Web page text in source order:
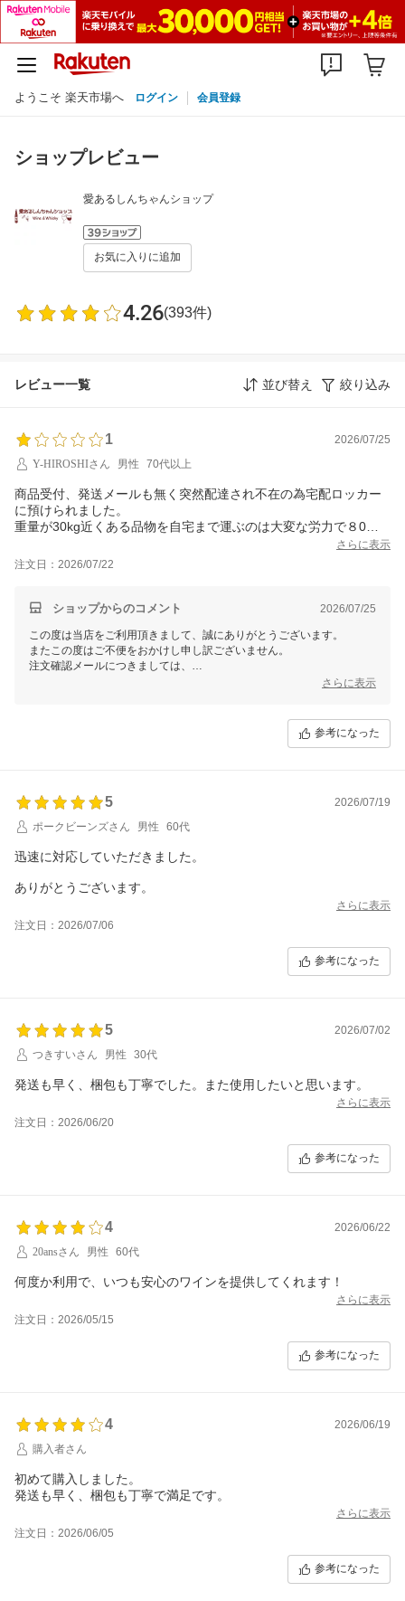
ようこそ 楽天市場へ ログイン 会員登録
ショップレビュー
愛あるしんちゃんショップ
お気に入りに追加
4.26(393件)
レビュー一覧 並び替え 絞り込み
1
2026/07/25
Y-HIROSHIさん
男性 70代以上
商品受付、発送メールも無く突然配達され不在の為宅配ロッカー
に預けられました。
重量が30kg近くある品物を自宅まで運ぶのは大変な労力で８0歳
私には非常に大変でした。ショップの対応に不満があり本当は満
さらに表示
注文日：2026/07/22
ショップからのコメント 2026/07/25
この度は当店をご利用頂きまして、誠にありがとうございます。
またこの度はご不便をおかけし申し訳ございません。
注文確認メールにつきましては、
7月23日に『【楽天市場 愛あるしんちゃんショップ】ご注文ありがと
発送メールにおきましても、商品発送日の夕方に一括送信をしており、
またご購入履歴からも配送状況等ご確認いただけますため、
ご確認いただけますと幸いでございます。
さらに表示
参考になった
5
2026/07/19
ポークビーンズさん
男性 60代
迅速に対応していただきました。
ありがとうございます。
さらに表示
注文日：2026/07/06
参考になった
5
2026/07/02
つきすいさん
男性 30代
発送も早く、梱包も丁寧でした。また使用したいと思います。
さらに表示
注文日：2026/06/20
参考になった
4
2026/06/22
20ansさん
男性 60代
何度か利用で、いつも安心のワインを提供してくれます！
さらに表示
注文日：2026/05/15
参考になった
4
2026/06/19
購入者さん
初めて購入しました。
発送も早く、梱包も丁寧で満足です。
さらに表示
注文日：2026/06/05
参考になった